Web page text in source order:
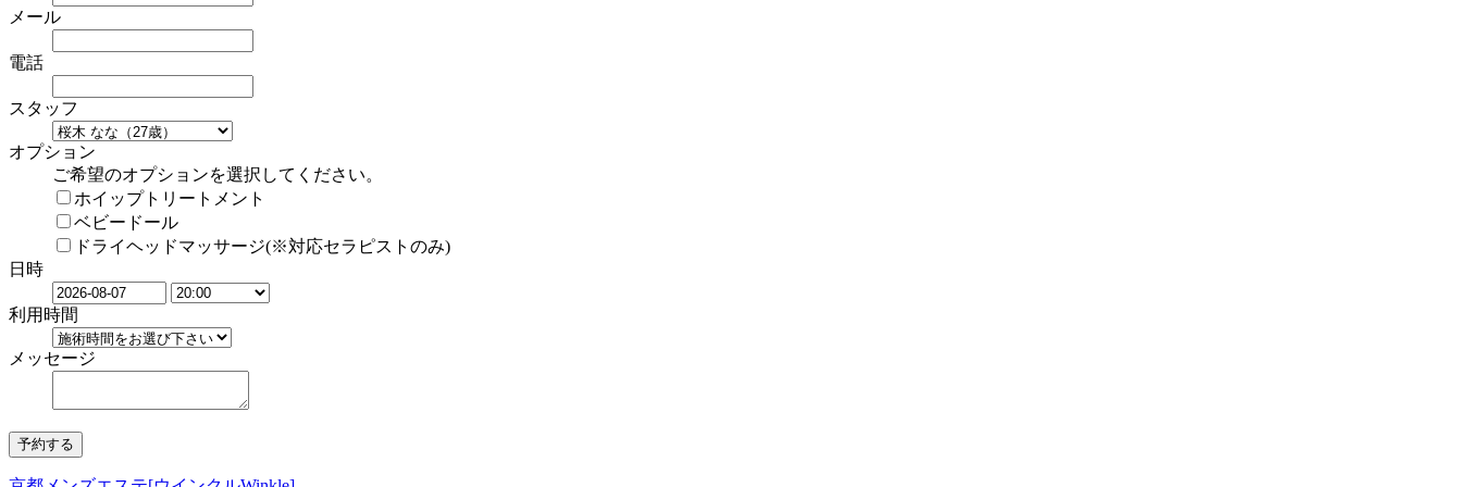
メール
電話
スタッフ
オプション
ご希望のオプションを選択してください。
ホイップトリートメント
ベビードール
ドライヘッドマッサージ(※対応セラピストのみ)
日時
利用時間
メッセージ